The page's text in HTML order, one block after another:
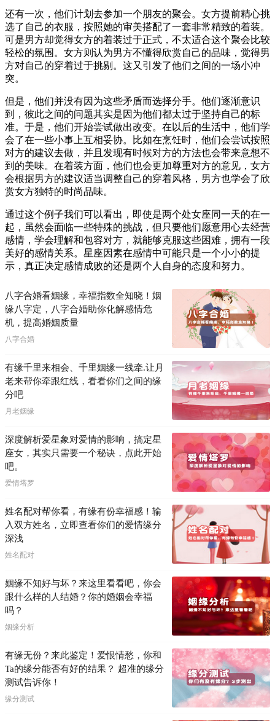
还有一次，他们计划去参加一个朋友的聚会。女方提前精心挑
选了自己的衣服，按照她的审美搭配了一套非常精致的着装。
可是男方却觉得女方的着装过于正式，不太适合这个聚会比较
轻松的氛围。女方则认为男方不懂得欣赏自己的品味，觉得男
方对自己的穿着过于挑剔。这又引发了他们之间的一场小冲
突。
但是，他们并没有因为这些矛盾而选择分手。他们逐渐意识
到，彼此之间的问题其实是因为他们都太过于坚持自己的标
准。于是，他们开始尝试做出改变。在以后的生活中，他们学
会了在一些小事上互相妥协。比如在烹饪时，他们会尝试按照
对方的建议去做，并且发现有时候对方的方法也会带来意想不
到的美味。在着装方面，他们也会更加尊重对方的意见，女方
会根据男方的建议适当调整自己的穿着风格，男方也学会了欣
赏女方独特的时尚品味。
通过这个例子我们可以看出，即使是两个处女座同一天的在一
起，虽然会面临一些特殊的挑战，但只要他们愿意用心去经营
感情，学会理解和包容对方，就能够克服这些困难，拥有一段
美好的感情关系。星座因素在感情中可能只是一个小小的提
示，真正决定感情成败的还是两个人自身的态度和努力。
八字合婚看姻缘，幸福指数全知晓！姻
缘八字定，八字合婚助你化解感情危
机，提高婚姻质量
八字合婚
有缘千里来相会、千里姻缘一线牵.让月
老来帮你牵跟红线，看看你们之间的缘
分吧
月老姻缘
深度解析爱星象对爱情的影响，搞定星
座女，其实只需要一个秘诀，点此开始
吧。
爱情塔罗
姓名配对帮你看，有缘有份幸福感！输
入双方姓名，立即查看你们的爱情缘分
深浅
姓名配对
姻缘不知好与坏？来这里看看吧，你会
跟什么样的人结婚？你的婚姻会幸福
吗？
姻缘分析
有缘无份？来此鉴定！爱恨情愁，你和
Ta的缘分能否有好的结果？ 超准的缘分
测试告诉你！
缘分测试